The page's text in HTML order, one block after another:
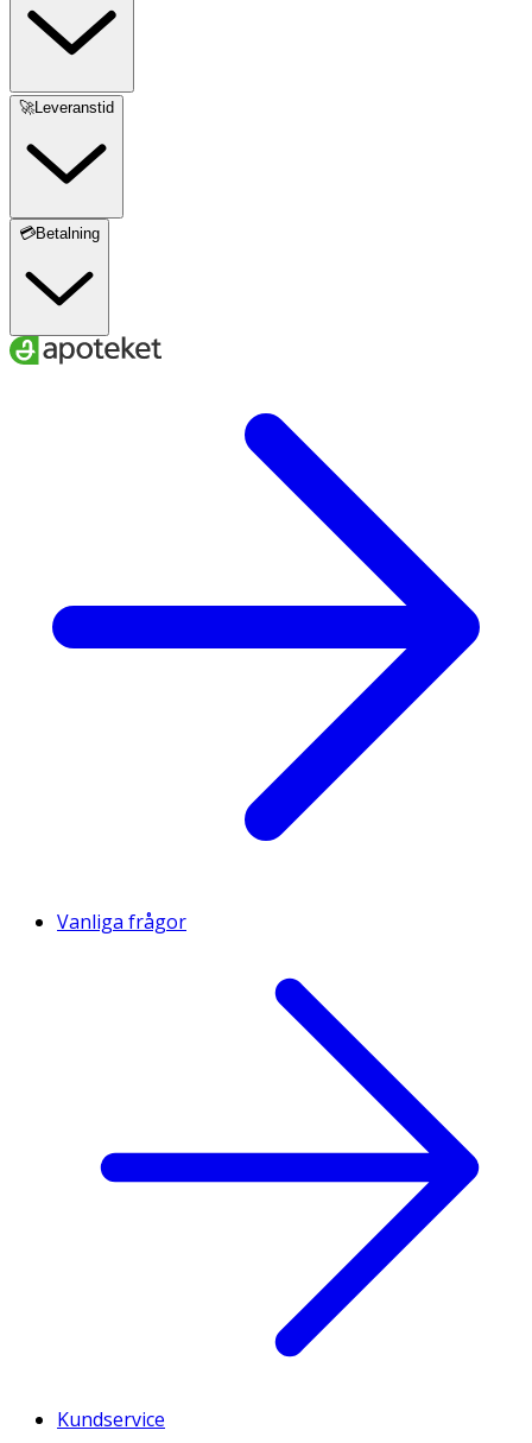
🚀Leveranstid
💳Betalning
Vanliga frågor
Kundservice